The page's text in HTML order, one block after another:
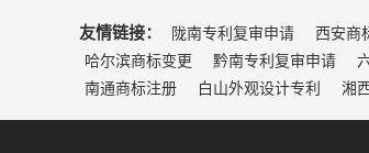
友情链接： 陇南专利复审申请 西安商
哈尔滨商标变更
黔南专利复审申请
南通商标注册
白山外观设计专利 湘